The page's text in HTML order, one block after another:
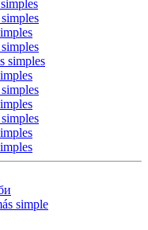
simples
simple